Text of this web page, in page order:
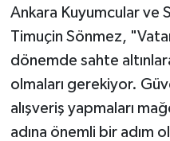
Ankara Kuyumcular ve
Timuçin Sönmez,
dönemde sahte
olmaları gerekiyor.
alışveriş yapmaları
adına önemli bir adım